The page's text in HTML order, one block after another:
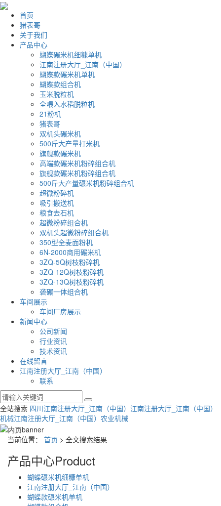
首页
猪表哥
关于我们
产品中心
蝴蝶碾米机细糠单机
江南注册大厅_江南（中国）
蝴蝶款碾米机单机
蝴蝶款组合机
玉米脱粒机
全喂入水稻脱粒机
21粉机
猪表哥
双机头碾米机
500斤大产量打米机
旗舰款碾米机
高端款碾米机粉碎组合机
旗舰款碾米机粉碎组合机
500斤大产量碾米机粉碎组合机
超微粉碎机
吸引搬送机
粮食去石机
超微粉碎组合机
双机头超微粉碎组合机
350型全麦面粉机
6N-2000商用碾米机
3ZQ-5Q树枝粉碎机
3ZQ-12Q树枝粉碎机
3ZQ-13Q树枝粉碎机
砻碾一体组合机
车间展示
车间厂房展示
新闻中心
公司新闻
行业资讯
技术资讯
在线留言
江南注册大厅_江南（中国）
联系
全站搜索 四川江南注册大厅_江南（中国） 江南注册大厅_江南（中国）
机械江南注册大厅_江南（中国）农业机械
当前位置： 首页 > 全文搜索结果
产品中心Product
蝴蝶碾米机细糠单机
江南注册大厅_江南（中国）
蝴蝶款碾米机单机